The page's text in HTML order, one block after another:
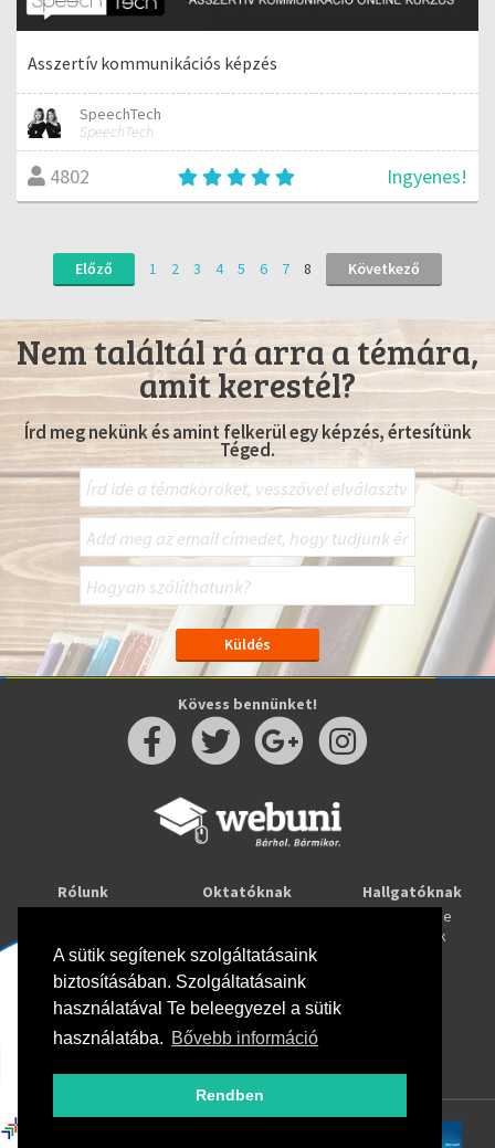
A sütik segítenek szolgáltatásaink
biztosításában. Szolgáltatásaink
használatával Te beleegyezel a sütik
használatába. Bővebb információ
Rendben
Asszertív kommunikációs képzés
SpeechTech
SpeechTech
4802 Ingyenes!
Előző 1 2 3 4 5 6 7 8 Következő
Nem találtál rá arra a témára,
amit kerestél?
Írd meg nekünk és amint felkerül egy képzés, értesítünk
Téged.
Kövess bennünket!
Rólunk
Oktatóknak
Webuni Stúdió
Hallgatóknak
Tanulj online
Képzések
Info
Adatkezelési tájékoztató
ÁSZF
Hirlevél adatkezelési tájékoztató
GYIK